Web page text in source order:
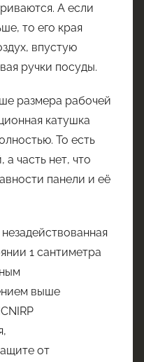
А если
то его края
впустую
ручки посуды.
размера рабочей
катушка
То есть
а часть нет, что
панели и её
1 сантиметра
выше
от